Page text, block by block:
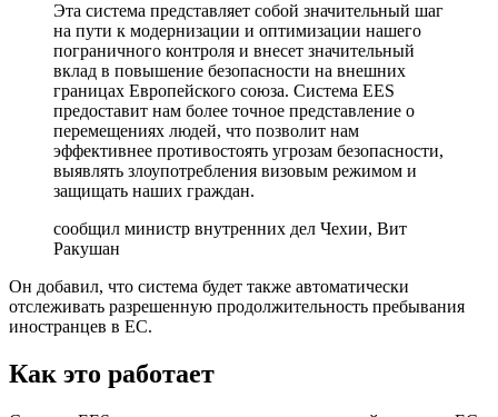
Эта система представляет собой значительный шаг
на пути к модернизации и оптимизации нашего
пограничного контроля и внесет значительный
вклад в повышение безопасности на внешних
границах Европейского союза. Система EES
предоставит нам более точное представление о
перемещениях людей, что позволит нам
эффективнее противостоять угрозам безопасности,
выявлять злоупотребления визовым режимом и
защищать наших граждан.
сообщил министр внутренних дел Чехии, Вит
Ракушан
Он добавил, что система будет также автоматически
отслеживать разрешенную продолжительность пребывания
иностранцев в ЕС.
Как это работает